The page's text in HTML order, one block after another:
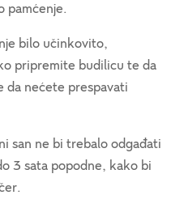
pamćenje.
bilo učinkovito,
pripremite budilicu te da
da nećete prespavati
san ne bi trebalo odgađati
3 sata popodne, kako bi